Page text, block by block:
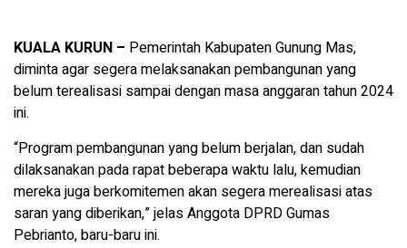
KUALA KURUN – Pemerintah Kabupaten Gunung Mas,
diminta agar segera melaksanakan pembangunan yang
belum terealisasi sampai dengan masa anggaran tahun 2024
ini.
“Program pembangunan yang belum berjalan, dan sudah
dilaksanakan pada rapat beberapa waktu lalu, kemudian
mereka juga berkomitemen akan segera merealisasi atas
saran yang diberikan,” jelas Anggota DPRD Gumas
Pebrianto, baru-baru ini.